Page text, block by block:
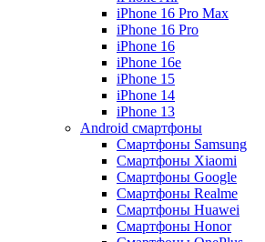
iPhone 16 Pro Max
iPhone 16 Pro
iPhone 16
iPhone 16e
iPhone 15
iPhone 14
iPhone 13
Android cмартфоны
Смартфоны Samsung
Смартфоны Xiaomi
Смартфоны Google
Смартфоны Realme
Смартфоны Huawei
Смартфоны Honor